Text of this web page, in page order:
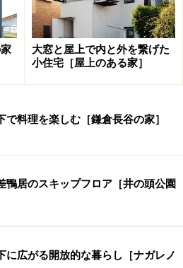
に建つ。
は6.3m。
。屋根が下がっているところ
窓が見える。
大窓と屋上で内と外を繋げた
小住宅［屋上のある家］
で料理を楽しむ［鎌倉長谷の家］
鴨居のスキップフロア［井の頭公園
に広がる開放的な暮らし［ナガレノ